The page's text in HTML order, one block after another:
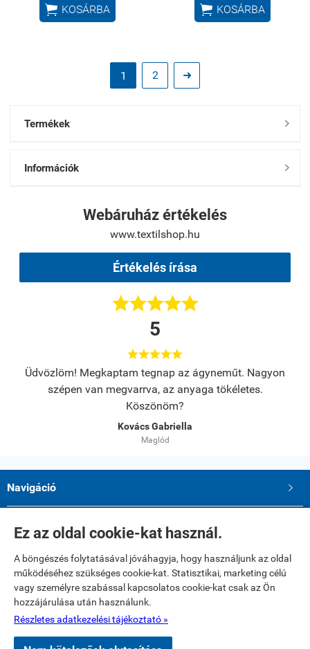
Ez az oldal cookie-kat használ.
A böngészés folytatásával jóváhagyja, hogy használjunk az oldal
működéséhez szükséges cookie-kat. Statisztikai, marketing célú
vagy személyre szabással kapcsolatos cookie-kat csak az Ön
hozzájárulása után használunk.
Részletes adatkezelési tájékoztató »
 KOSÁRBA  KOSÁRBA
1 2 
Termékek 
Információk 
Webáruház értékelés
www.textilshop.hu
Értékelés írása

5
Nagyon

Az anyag minüsége jó és fizetési felrétel
Erdész Ivanne. Dr
Navigáció 
Saját fiók
Elérhetőségek
Paku Andrea ev.
2234 Maglód, Dózsa György utca 39
Telefon: 06 20 321 23 77
E-mail: textilshop1@gmail.com